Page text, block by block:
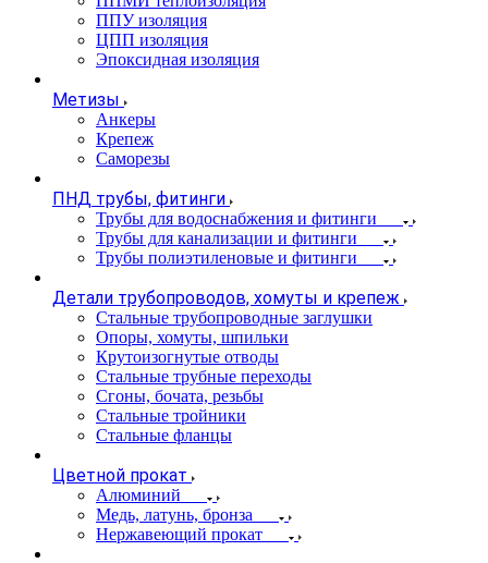
ППУ изоляция
ЦПП изоляция
Эпоксидная изоляция
Метизы
Анкеры
Крепеж
Саморезы
ПНД трубы, фитинги
Трубы для водоснабжения и фитинги
Трубы для канализации и фитинги
Трубы полиэтиленовые и фитинги
Детали трубопроводов, хомуты и крепеж
Стальные трубопроводные заглушки
Опоры, хомуты, шпильки
Крутоизогнутые отводы
Стальные трубные переходы
Сгоны, бочата, резьбы
Стальные тройники
Стальные фланцы
Цветной прокат
Алюминий
Медь, латунь, бронза
Нержавеющий прокат